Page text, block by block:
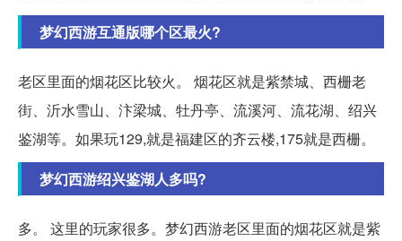
梦幻西游互通版哪个区最火?
老区里面的烟花区比较火。 烟花区就是紫禁城、西栅老
街、沂水雪山、汴梁城、牡丹亭、流溪河、流花湖、绍兴
鉴湖等。如果玩129,就是福建区的齐云楼,175就是西栅。
梦幻西游绍兴鉴湖人多吗?
多。 这里的玩家很多。梦幻西游老区里面的烟花区就是紫